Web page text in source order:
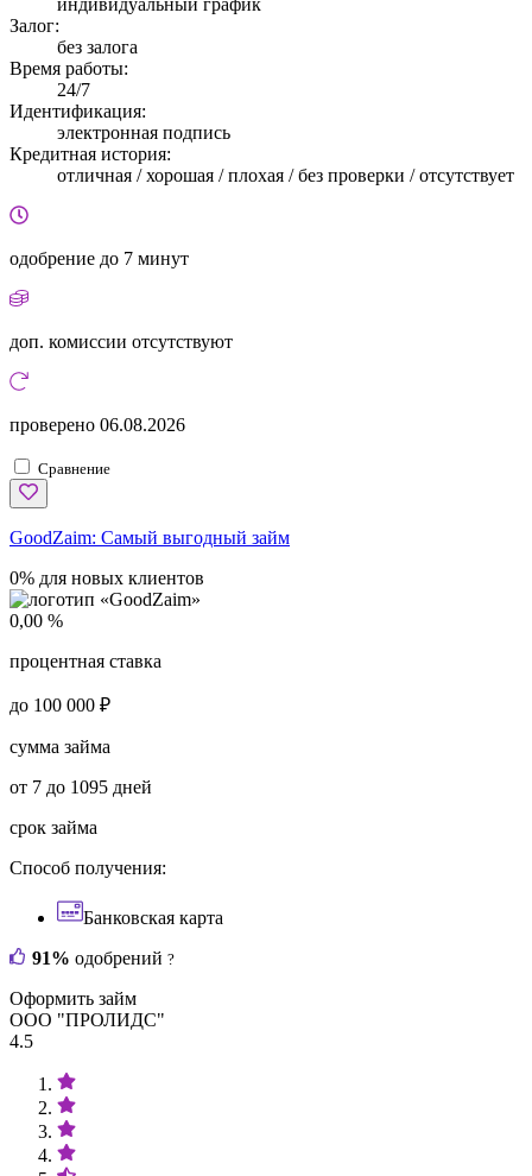
Залог:
без залога
Время работы:
24/7
Идентификация:
электронная подпись
Кредитная история:
отличная / хорошая / плохая / без проверки / отсутствует
одобрение до 7 минут
доп. комиссии отсутствуют
проверено 06.08.2026
Сравнение
GoodZaim: Самый выгодный займ
0% для новых клиентов
0,00 %
процентная ставка
до 100 000 ₽
сумма займа
от 7 до 1095 дней
срок займа
Способ получения:
Банковская карта
91% одобрений ?
Оформить займ
ООО "ПРОЛИДС"
4.5